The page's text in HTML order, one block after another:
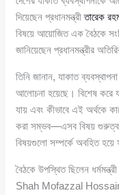
দিয়েছেন প্রধানমন্ত্রীতারেক
বিষয়ে আয়োজিত এক বৈঠকে
জানিয়েছেন প্রধানমন্ত্রীর
তিনি জানান, যাকাত
আলোচনা হয়েছে। বিশেষ করে
যায় এবং কীভাবে এই অর্থকে
করা সম্ভব—এসব বিষয় গুরুত্ব
বিষয়গুলো সম্পর্কে অবহিত হয়ে
বৈঠকে উপস্থিত ছিলেন
Shah Mofazzal Hossain